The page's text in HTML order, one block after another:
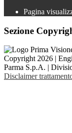
Pagina
Sezione
Copyright 2026 |
Parma S.p.A. |
Disclaimer